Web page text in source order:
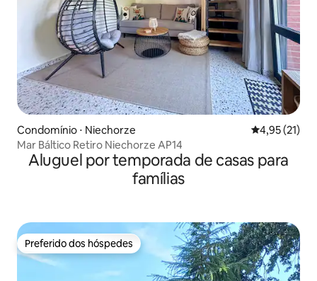
Condomínio ⋅ Niechorze 4,95 de uma
4,95 (21)
Mar Báltico Retiro Niechorze AP14
Aluguel por temporada de casas para
famílias
Preferido dos hóspedes
Preferido dos hóspedes